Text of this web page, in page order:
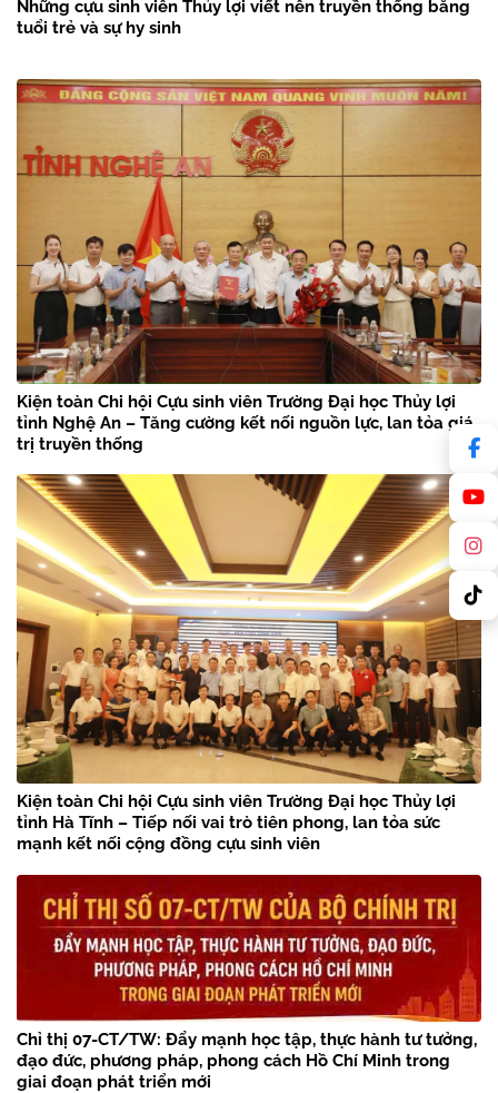
Những cựu sinh viên Thủy lợi viết nên truyền thống bằng
tuổi trẻ và sự hy sinh
Kiện toàn Chi hội Cựu sinh viên Trường Đại học Thủy lợi
tỉnh Nghệ An – Tăng cường kết nối nguồn lực, lan tỏa giá
trị truyền thống
Kiện toàn Chi hội Cựu sinh viên Trường Đại học Thủy lợi
tỉnh Hà Tĩnh – Tiếp nối vai trò tiên phong, lan tỏa sức
mạnh kết nối cộng đồng cựu sinh viên
Chỉ thị 07-CT/TW: Đẩy mạnh học tập, thực hành tư tưởng,
đạo đức, phương pháp, phong cách Hồ Chí Minh trong
giai đoạn phát triển mới